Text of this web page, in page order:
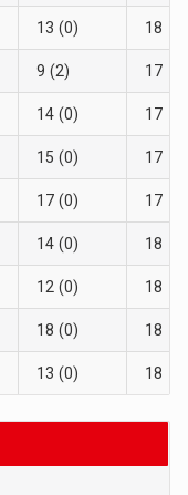
13 (0) 18
9 (2) 17
14 (0) 17
15 (0) 17
17 (0) 17
14 (0) 18
12 (0) 18
18 (0) 18
13 (0) 18